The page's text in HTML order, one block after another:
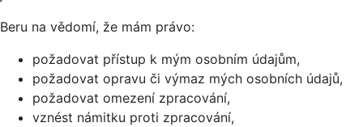
Beru na vědomí, že mám právo:
požadovat přístup k mým osobním údajům,
požadovat opravu či výmaz mých osobních údajů,
požadovat omezení zpracování,
vznést námitku proti zpracování,